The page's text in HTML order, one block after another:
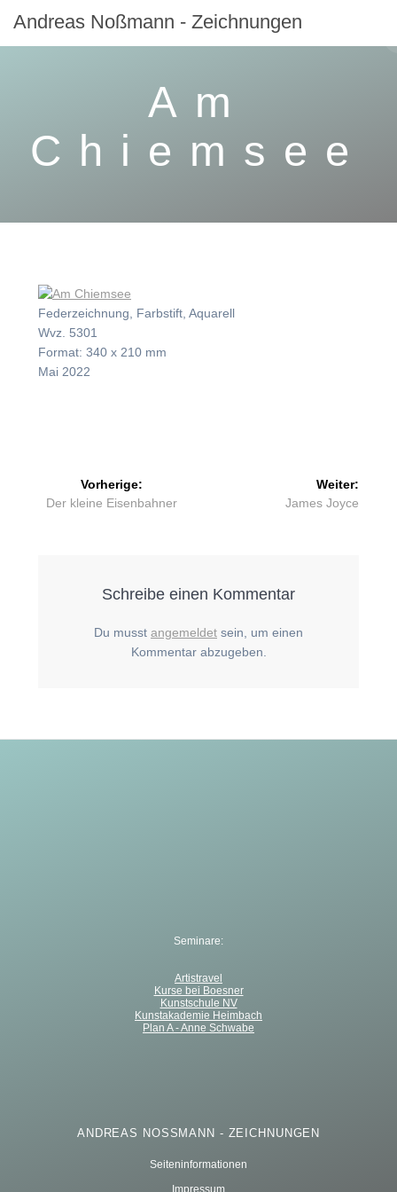
Inhalt
springen
Andreas Noßmann - Zeichnungen
Am
Chiemsee
Federzeichnung, Farbstift, Aquarell
Wvz. 5301
Format: 340 x 210 mm
Mai 2022
Beitragsnavigation
Vorherige:
Vorheriger
Der kleine Eisenbahner
Weiter:
Nächster
James Joyce
Schreibe einen Kommentar
Du musst angemeldet sein, um einen
Kommentar abzugeben.
ANDREAS NOSSMANN - ZEICHNUNGEN
Seiteninformationen
Impressum
Seminare:
Artistravel
Kurse bei Boesner
Kunstschule NV
Kunstakademie Heimbach
Plan A - Anne Schwabe